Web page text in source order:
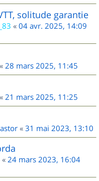
solitude garantie
« 04 avr. 2025, 14:09
« 28 mars 2025, 11:45
« 21 mars 2025, 11:25
« 31 mai 2023, 13:10
« 24 mars 2023, 16:04